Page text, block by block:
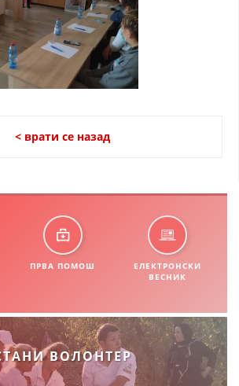
ИСТОРИЈАТ НА ДВИЖЕЊЕТО
НА ОРГАНИЗАЦИЈАТА
КОНТАКТ ИНФОРМАЦИИ
СТАТУТ НА ЦКРМ
РАКОВОДЕН ОДБОР
СОБРАНИЕ
И ОРГАНИЗАЦИОНА ПОСТАВЕНОСТ
< врати се назад
ПРВА ПОМОШ
ЕЛЕКТРОНСКИ
ВЕСНИК
ВОЛОНТЕР